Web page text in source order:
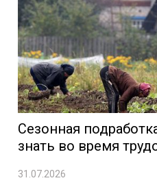
Сезонная
знать во время
31.07.2026